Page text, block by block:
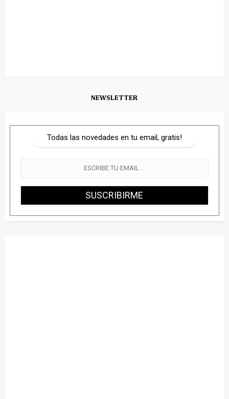
NEWSLETTER
Todas las novedades en tu email, gratis!